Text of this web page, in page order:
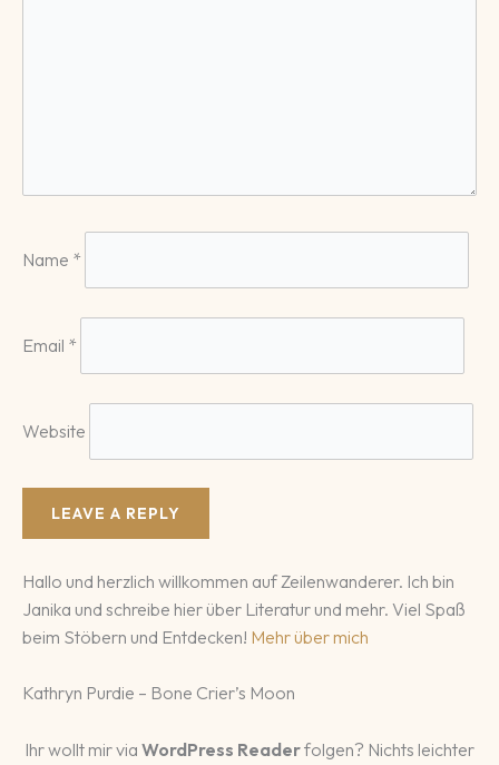
Name *
Email *
Website
Hallo und herzlich willkommen auf Zeilenwanderer. Ich bin
Janika und schreibe hier über Literatur und mehr. Viel Spaß
beim Stöbern und Entdecken! Mehr über mich
Kathryn Purdie – Bone Crier’s Moon
Ihr wollt mir via WordPress Readerfolgen? Nichts leichter